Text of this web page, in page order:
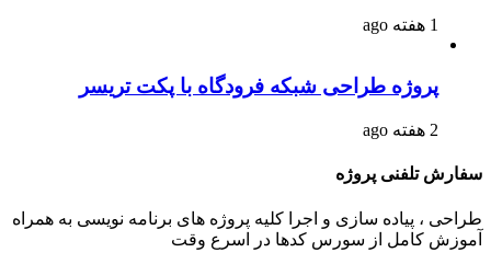
1 هفته ago
پروژه طراحی شبکه فرودگاه با پکت تریسر
2 هفته ago
سفارش تلفنی پروژه
طراحی ، پیاده سازی و اجرا کلیه پروژه های برنامه نویسی به همراه
آموزش کامل از سورس کدها در اسرع وقت